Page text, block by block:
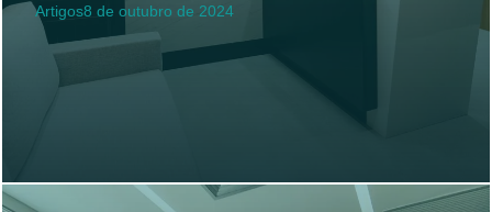
Artigos8 de outubro de 2024